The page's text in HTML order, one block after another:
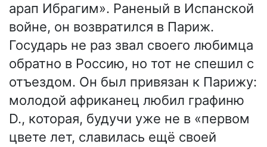
арап Ибрагим». Раненый в Испанской
войне, он возвратился в Париж.
Государь не раз звал своего любимца
обратно в Россию, но тот не спешил с
отъездом. Он был привязан к Парижу:
молодой африканец любил графиню
D., которая, будучи уже не в «первом
цвете лет, славилась ещё своей